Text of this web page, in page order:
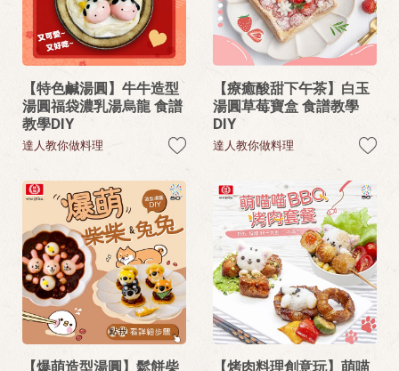
【特色鹹湯圓】牛牛造型
湯圓福袋濃乳湯烏龍 食譜
教學DIY
達人教你做料理
【療癒酸甜下午茶】白玉
湯圓草莓寶盒 食譜教學
DIY
達人教你做料理
【爆萌造型湯圓】鬆餅柴
【烤肉料理創意玩】萌喵